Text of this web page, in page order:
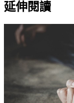
延伸閱讀